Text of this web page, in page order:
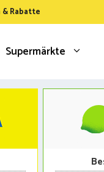
Rabatte
Supermärkte